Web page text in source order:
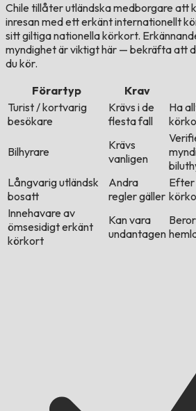
Chile tillåter utländska medborgare att
inresan med ett erkänt internationellt
sitt giltiga nationella körkort.
myndighet är viktigt här — bekräfta att
du kör.
Förartyp
Krav
Turist / kortvarig
besökare
Krävs i de
flesta fall
Ha
Bilhyrare
Krävs
vanligen
Långvarig utländsk
bosatt
Andra
regler gäller
Efter
Innehavare av
ömsesidigt erkänt
körkort
Kan vara
undantagen